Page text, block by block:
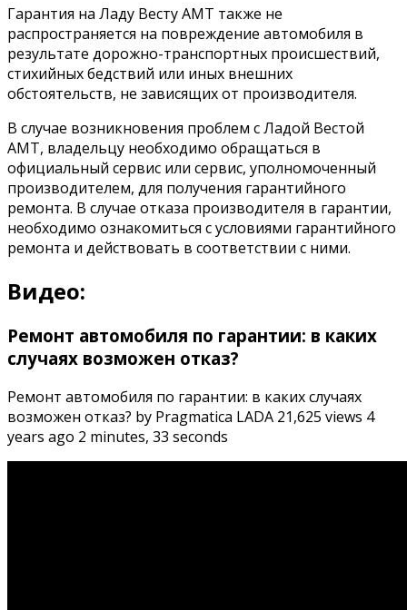
Гарантия на Ладу Весту АМТ также не
распространяется на повреждение автомобиля в
результате дорожно-транспортных происшествий,
стихийных бедствий или иных внешних
обстоятельств, не зависящих от производителя.
В случае возникновения проблем с Ладой Вестой
АМТ, владельцу необходимо обращаться в
официальный сервис или сервис, уполномоченный
производителем, для получения гарантийного
ремонта. В случае отказа производителя в гарантии,
необходимо ознакомиться с условиями гарантийного
ремонта и действовать в соответствии с ними.
Видео:
Ремонт автомобиля по гарантии: в каких
случаях возможен отказ?
Ремонт автомобиля по гарантии: в каких случаях
возможен отказ? by Pragmatica LADA 21,625 views 4
years ago 2 minutes, 33 seconds